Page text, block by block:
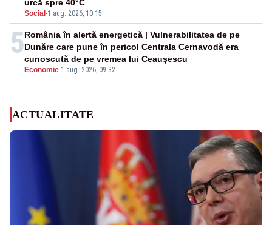
Social -1 aug. 2026, 10:15
urcă spre 40°C
5
Economie-1 aug. 2026, 09:32
România în alertă energetică | Vulnerabilitatea de pe
Dunăre care pune în pericol Centrala Cernavodă era
cunoscută de pe vremea lui Ceaușescu
ACTUALITATE